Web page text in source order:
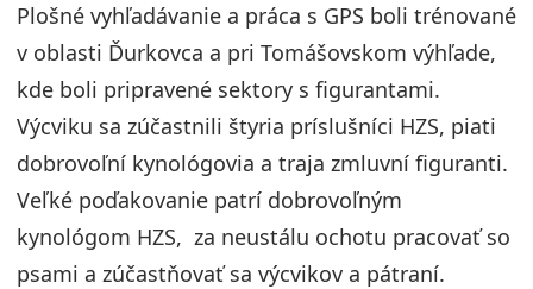
Plošné vyhľadávanie a práca s GPS boli trénované
v oblasti Ďurkovca a pri Tomášovskom výhľade,
kde boli pripravené sektory s figurantami.
Výcviku sa zúčastnili štyria príslušníci HZS, piati
dobrovoľní kynológovia a traja zmluvní figuranti.
Veľké poďakovanie patrí dobrovoľným
kynológom HZS, za neustálu ochotu pracovať so
psami a zúčastňovať sa výcvikov a pátraní.